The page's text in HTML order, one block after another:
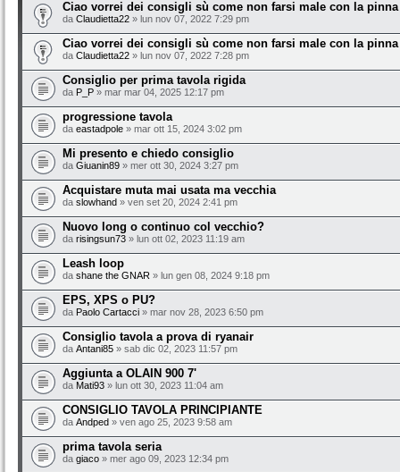
Ciao vorrei dei consigli sù come non farsi male con la pinna
da Claudietta22 » lun nov 07, 2022 7:29 pm
Ciao vorrei dei consigli sù come non farsi male con la pinna
da Claudietta22 » lun nov 07, 2022 7:28 pm
Consiglio per prima tavola rigida
da P_P » mar mar 04, 2025 12:17 pm
progressione tavola
da eastadpole » mar ott 15, 2024 3:02 pm
Mi presento e chiedo consiglio
da Giuanin89 » mer ott 30, 2024 3:27 pm
Acquistare muta mai usata ma vecchia
da slowhand » ven set 20, 2024 2:41 pm
Nuovo long o continuo col vecchio?
da risingsun73 » lun ott 02, 2023 11:19 am
Leash loop
da shane the GNAR » lun gen 08, 2024 9:18 pm
EPS, XPS o PU?
da Paolo Cartacci » mar nov 28, 2023 6:50 pm
Consiglio tavola a prova di ryanair
da Antani85 » sab dic 02, 2023 11:57 pm
Aggiunta a OLAIN 900 7'
da Mati93 » lun ott 30, 2023 11:04 am
CONSIGLIO TAVOLA PRINCIPIANTE
da Andped » ven ago 25, 2023 9:58 am
prima tavola seria
da giaco » mer ago 09, 2023 12:34 pm